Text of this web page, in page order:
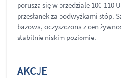
porusza się w przedziale 100-110
przesłanek za podwyżkami stóp.
bazowa, oczyszczona z cen
stabilnie niskim poziomie.
AKCJE